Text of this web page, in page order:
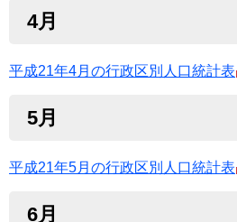
4月
平成21年4月の行政区別人口統計表
5月
平成21年5月の行政区別人口統計表
6月